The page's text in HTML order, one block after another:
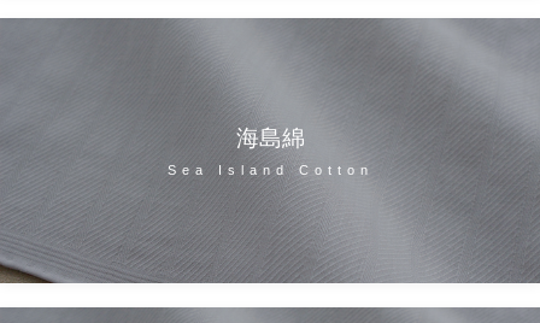
海島綿
Sea Island Cotton